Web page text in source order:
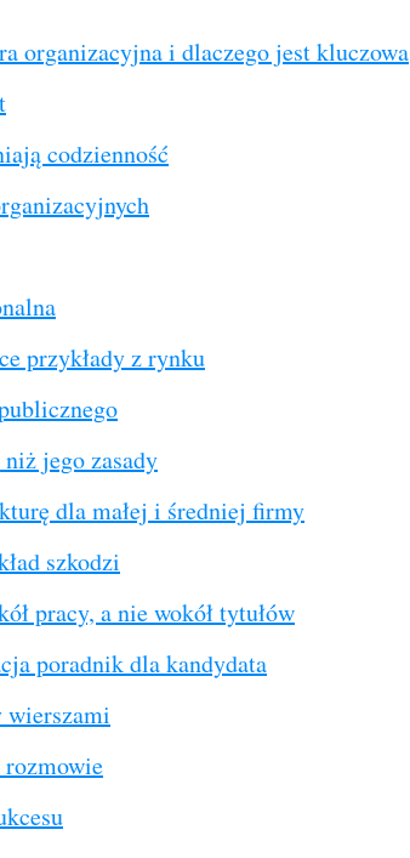
organizacyjna i dlaczego jest kluczowa
codzienność
przykłady z rynku
jego zasady
dla małej i średniej firmy
szkodzi
pracy, a nie wokół tytułów
poradnik dla kandydata
wierszami
rozmowie